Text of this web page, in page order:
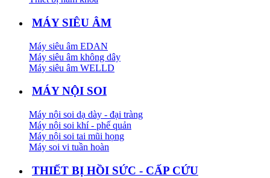
MÁY SIÊU ÂM
Máy siêu âm EDAN
Máy siêu âm không dây
Máy siêu âm WELLD
MÁY NỘI SOI
Máy nội soi dạ dày - đại tràng
Máy nội soi khí - phế quản
Máy nội soi tai mũi họng
Máy soi vi tuần hoàn
THIẾT BỊ HỒI SỨC - CẤP CỨU